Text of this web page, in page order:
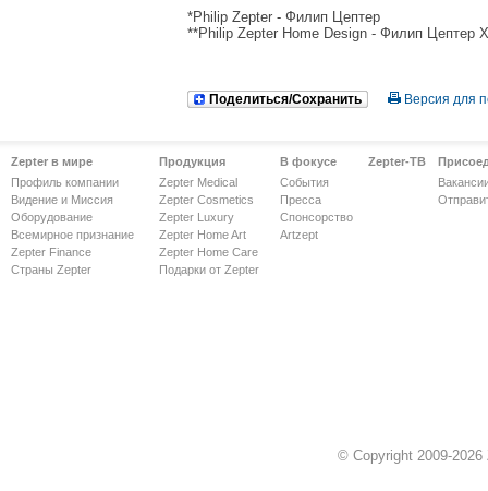
*Philip Zepter - Филип Цептер
**Philip Zepter Home Design - Филип Цептер
Поделиться/Сохранить Версия для
Zepter в мире
Профиль компании
Видение и Миссия
Оборудование
Всемирное признание
Zepter Finance
Страны Zepter
Продукция
Zepter Medical
Zepter Cosmetics
Zepter Luxury
Zepter Home Art
Zepter Home Care
Подарки от Zepter
В фокусе
События
Пресса
Спонсорство
Artzept
Zepter-ТВ
© Copyright 2009-